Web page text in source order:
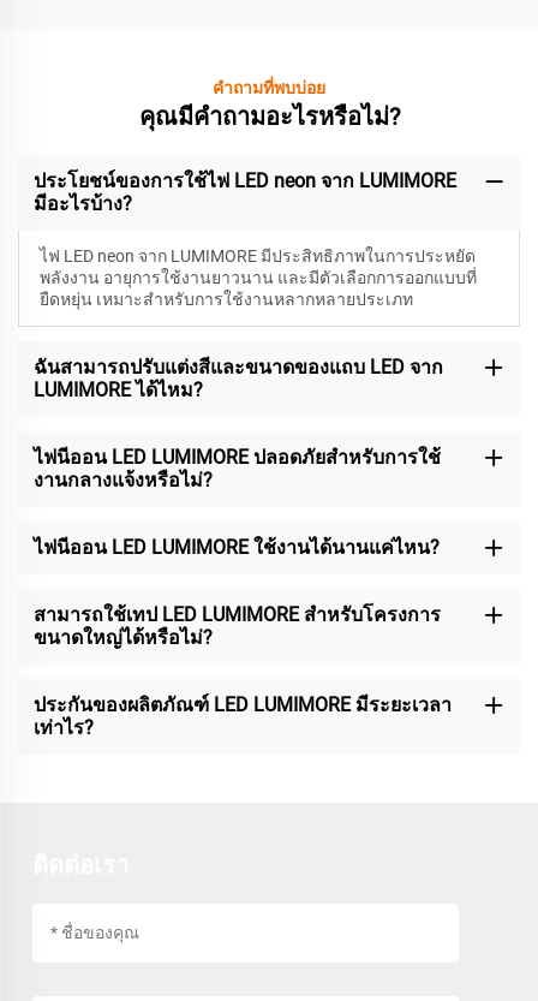
คำถามที่พบบ่อย
คุณมีคำถามอะไรหรือไม่?
ประโยชน์ของการใช้ไฟ LED neon จาก LUMIMORE
มีอะไรบ้าง?
ไฟ LED neon จาก LUMIMORE มีประสิทธิภาพในการประหยัด
พลังงาน อายุการใช้งานยาวนาน และมีตัวเลือกการออกแบบที่
ยืดหยุ่น เหมาะสำหรับการใช้งานหลากหลายประเภท
ฉันสามารถปรับแต่งสีและขนาดของแถบ LED จาก
LUMIMORE ได้ไหม?
ไฟนีออน LED LUMIMORE ปลอดภัยสำหรับการใช้
งานกลางแจ้งหรือไม่?
ไฟนีออน LED LUMIMORE ใช้งานได้นานแค่ไหน?
สามารถใช้เทป LED LUMIMORE สำหรับโครงการ
ขนาดใหญ่ได้หรือไม่?
ประกันของผลิตภัณฑ์ LED LUMIMORE มีระยะเวลา
เท่าไร?